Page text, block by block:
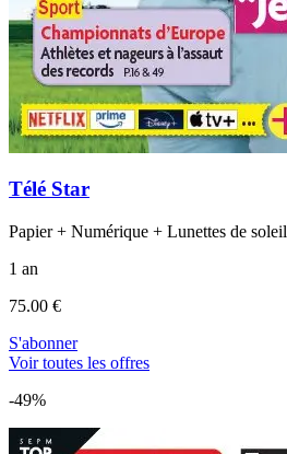
Télé Star
Papier + Numérique + Lunettes de soleil
1 an
75.00 €
S'abonner
Voir toutes les offres
-49%